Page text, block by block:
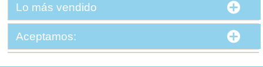
Lo más vendido
Aceptamos: